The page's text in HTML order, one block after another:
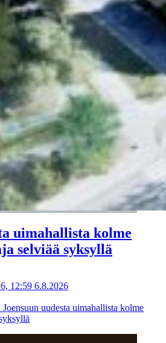
uimahallista kolme
selviää syksyllä
12:59 6.8.2026
uudesta uimahallista kolme